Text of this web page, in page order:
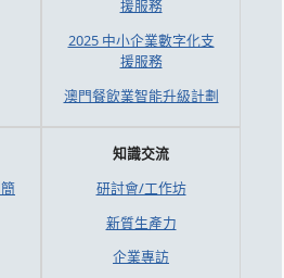
援服務
2025 中小企業數字化支
援服務
澳門餐飲業智能升級計劃
知識交流
研討會/工作坊
新質生產力
企業專訪